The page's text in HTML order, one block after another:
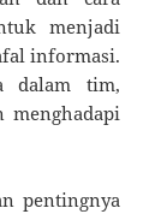
menjadi
informasi.
dalam tim,
menghadapi
pentingnya